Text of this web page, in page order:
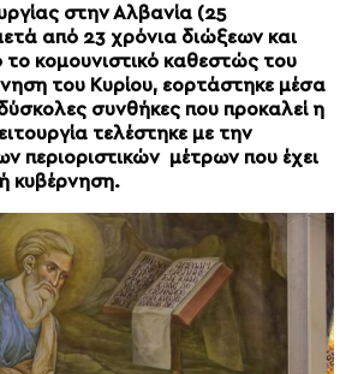
στην Αλβανία (25
από 23 χρόνια διώξεων και
κομουνιστικό καθεστώς του
του Κυρίου, εορτάστηκε μέσα
συνθήκες που προκαλεί η
τελέστηκε με την
περιοριστικών μέτρων που έχει
κυβέρνηση.